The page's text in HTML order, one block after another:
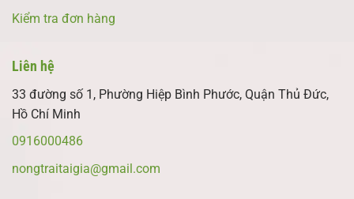
Kiểm tra đơn hàng
Liên hệ
33 đường số 1, Phường Hiệp Bình Phước, Quận Thủ Đức,
Hồ Chí Minh
0916000486
nongtraitaigia@gmail.com